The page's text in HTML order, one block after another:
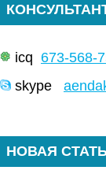
icq 673-568-
skype
НОВАЯ